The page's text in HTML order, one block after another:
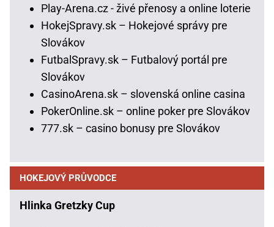
Play-Arena.cz - živé přenosy a online loterie
HokejSpravy.sk – Hokejové správy pre
Slovákov
FutbalSpravy.sk – Futbalový portál pre
Slovákov
CasinoArena.sk – slovenská online casina
PokerOnline.sk – online poker pre Slovákov
777.sk – casino bonusy pre Slovákov
HOKEJOVÝ PRŮVODCE
Hlinka Gretzky Cup